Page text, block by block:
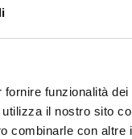
funzionalità
il nostro sito
combinarle con
ti chiediamo
in caso